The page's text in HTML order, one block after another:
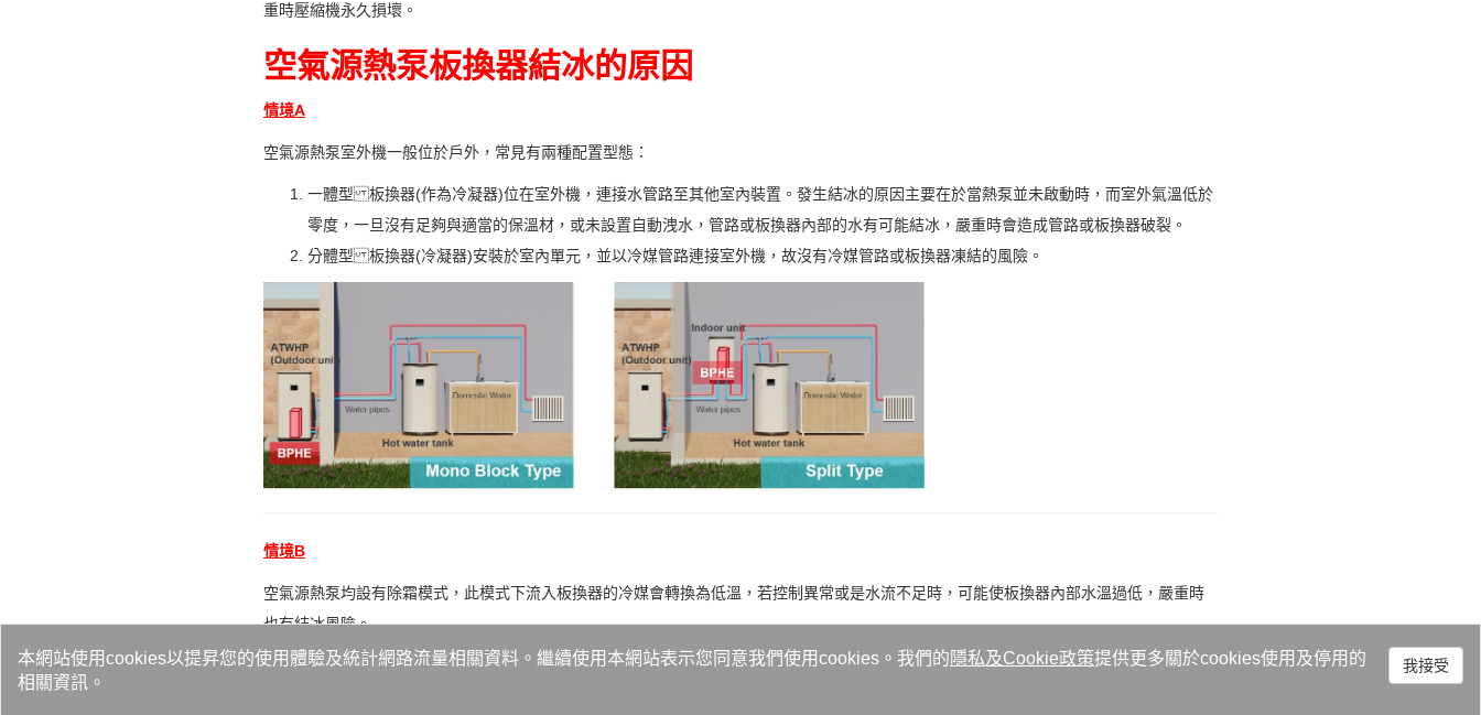
我接受
本網站使用cookies以提昇您的使用體驗及統計網路流量相關資料。繼續使用本網站表示您同意我們使用cookies。我們的 隱私及Cookie政策提供更多關於cookies使用及停用的
相關資訊。
重時壓縮機永久損壞。
空氣源熱泵板換器結冰的原因
情境A
空氣源熱泵室外機一般位於戶外，常見有兩種配置型態：
一體型 板換器(作為冷凝器)位在室外機，連接水管路至其他室內裝置。發生結冰的原因主要在於當熱泵並未啟動時，而室外氣溫低於
零度，一旦沒有足夠與適當的保溫材，或未設置自動洩水，管路或板換器內部的水有可能結冰，嚴重時會造成管路或板換器破裂。
分體型 板換器(冷凝器)安裝於室內單元，並以冷媒管路連接室外機，故沒有冷媒管路或板換器凍結的風險。
情境B
空氣源熱泵均設有除霜模式，此模式下流入板換器的冷媒會轉換為低溫，若控制異常或是水流不足時，可能使板換器內部水溫過低，嚴重時
也有結冰風險。